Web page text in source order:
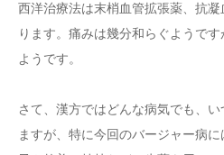
西洋治療法は末梢血管拡張薬、抗
ります。痛みは幾分和らぐようで
ようです。
さて、漢方ではどんな病気でも、
ますが、特に今回のバージャー病